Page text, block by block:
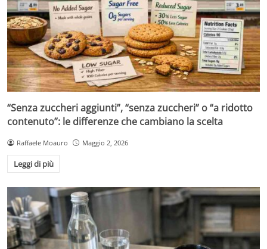
“Senza zuccheri aggiunti”, “senza zuccheri” o “a ridotto
contenuto”: le differenze che cambiano la scelta
Raffaele Moauro Maggio 2, 2026
Leggi di più